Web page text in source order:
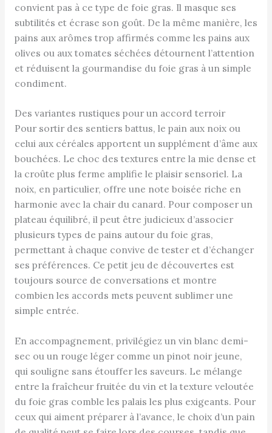
convient pas à ce type de foie gras. Il masque ses
subtilités et écrase son goût. De la même manière, les
pains aux arômes trop affirmés comme les pains aux
olives ou aux tomates séchées détournent l’attention
et réduisent la gourmandise du foie gras à un simple
condiment.
Des variantes rustiques pour un accord terroir
Pour sortir des sentiers battus, le pain aux noix ou
celui aux céréales apportent un supplément d’âme aux
bouchées. Le choc des textures entre la mie dense et
la croûte plus ferme amplifie le plaisir sensoriel. La
noix, en particulier, offre une note boisée riche en
harmonie avec la chair du canard. Pour composer un
plateau équilibré, il peut être judicieux d’associer
plusieurs types de pains autour du foie gras,
permettant à chaque convive de tester et d’échanger
ses préférences. Ce petit jeu de découvertes est
toujours source de conversations et montre
combien les accords mets peuvent sublimer une
simple entrée.
En accompagnement, privilégiez un vin blanc demi-
sec ou un rouge léger comme un pinot noir jeune,
qui souligne sans étouffer les saveurs. Le mélange
entre la fraîcheur fruitée du vin et la texture veloutée
du foie gras comble les palais les plus exigeants. Pour
ceux qui aiment préparer à l’avance, le choix d’un pain